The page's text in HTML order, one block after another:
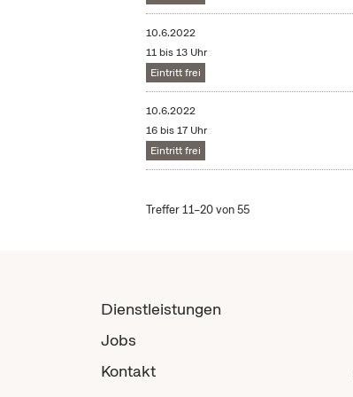
10.6.2022
11 bis 13 Uhr
Eintritt frei
10.6.2022
16 bis 17 Uhr
Eintritt frei
Treffer 11–20 von 55
Dienstleistungen
Jobs
Kontakt